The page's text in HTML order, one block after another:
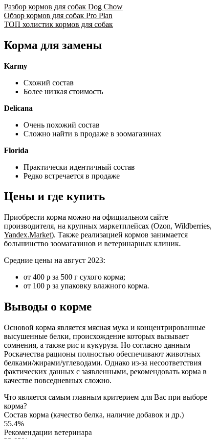
Разбор кормов для собак Dog Chow
Обзор кормов для собак Pro Plan
ТОП холистик кормов для собак
Корма для замены
Karmy
Схожий состав
Более низкая стоимость
Delicana
Очень похожий состав
Сложно найти в продаже в зоомагазинах
Florida
Практически идентичный состав
Редко встречается в продаже
Цены и где купить
Приобрести корма можно на официальном сайте
производителя, на крупных маркетплейсах (Ozon, Wildberries,
Yandex.Market). Также реализацией кормов занимается
большинство зоомагазинов и ветеринарных клиник.
Средние цены на август 2023:
от 400 р за 500 г сухого корма;
от 100 р за упаковку влажного корма.
Выводы о корме
Основой корма является мясная мука и концентрированные
высушенные белки, происхождение которых вызывает
сомнения, а также рис и кукуруза. Но согласно данным
Роскачества рационы полностью обеспечивают животных
белками/жирами/углеводами. Однако из-за несоответствия
фактических данных с заявленными, рекомендовать корма в
качестве повседневных сложно.
Что является самым главным критерием для Вас при выборе
корма?
Состав корма (качество белка, наличие добавок и др.)
55.4%
Рекомендации ветеринара